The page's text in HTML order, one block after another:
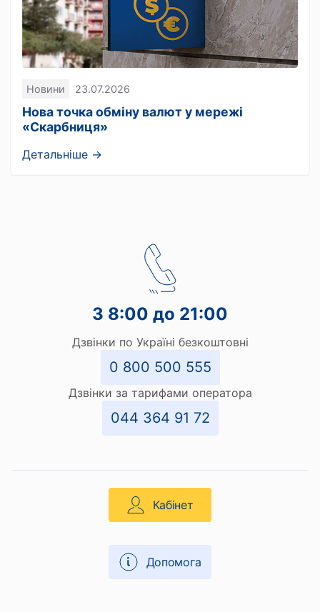
Новини 23.07.2026
Нова точка обміну валют у мережі
«Скарбниця»
Детальніше →
З 8:00 до 21:00
Дзвінки по Україні безкоштовні
0 800 500 555
Дзвінки за тарифами оператора
044 364 91 72
Кабінет
Допомога